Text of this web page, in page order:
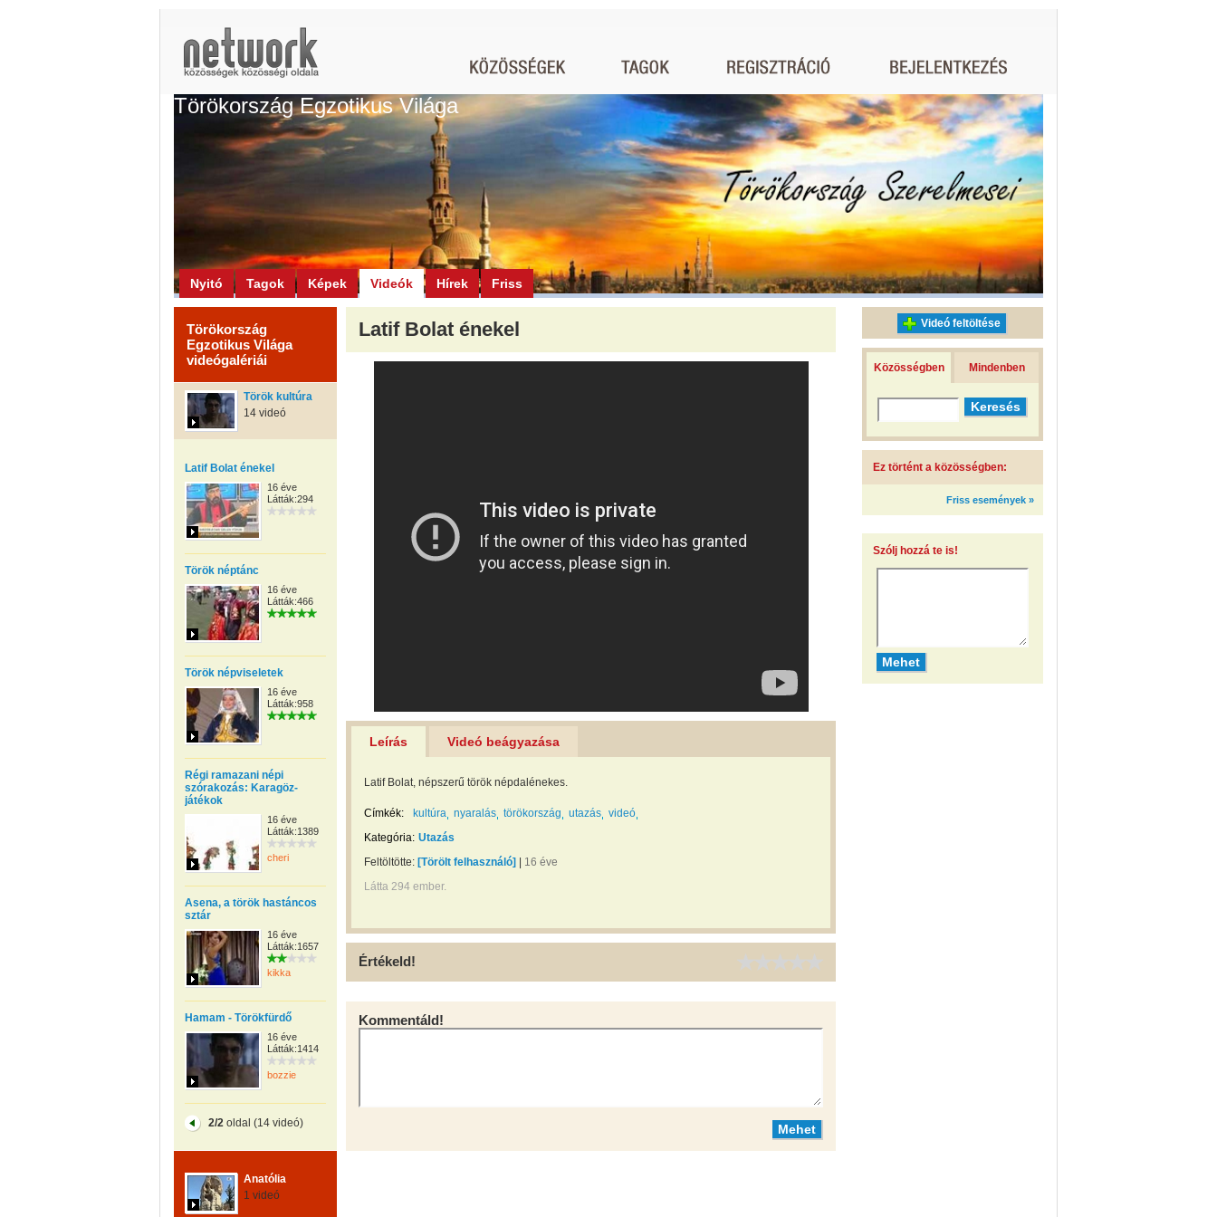
Törökország Egzotikus Világa
Nyitó Tagok Képek Videók Hírek Friss
Törökország
Egzotikus Világa
videógalériái
Török kultúra
14 videó
Latif Bolat énekel
16 éve
Látták:294
Török néptánc
16 éve
Látták:466
Török népviseletek
16 éve
Látták:958
Régi ramazani népi
szórakozás: Karagöz-
játékok
16 éve
Látták:1389
cheri
Asena, a török hastáncos
sztár
16 éve
Látták:1657
kikka
Hamam - Törökfürdő
16 éve
Látták:1414
bozzie
2/2oldal (14 videó)
Anatólia
1 videó
Latif Bolat énekel
Leírás Videó beágyazása
Latif Bolat, népszerű török népdalénekes.
Címkék: kultúra nyaralás törökország utazás videó
Kategória: Utazás
Feltöltötte: [Törölt felhasználó]
16 éve
Látta 294 ember.
Értékeld!
Kommentáld!
Videó feltöltése
Közösségben Mindenben
Ez történt a közösségben:
Friss események »
Szólj hozzá te is!